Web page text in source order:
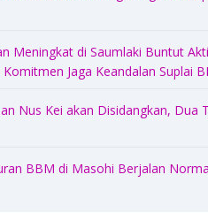
Meningkat di Saumlaki Buntut
Jaga Keandalan Suplai
Nus Kei akan Disidangkan, Dua
BBM di Masohi Berjalan